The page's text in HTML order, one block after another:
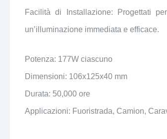
Facilità di Installazione: Progettati
un’illuminazione immediata e efficace.
Potenza: 177W ciascuno
Dimensioni: 106x125x40 mm
Durata: 50,000 ore
Applicazioni: Fuoristrada, Camion,